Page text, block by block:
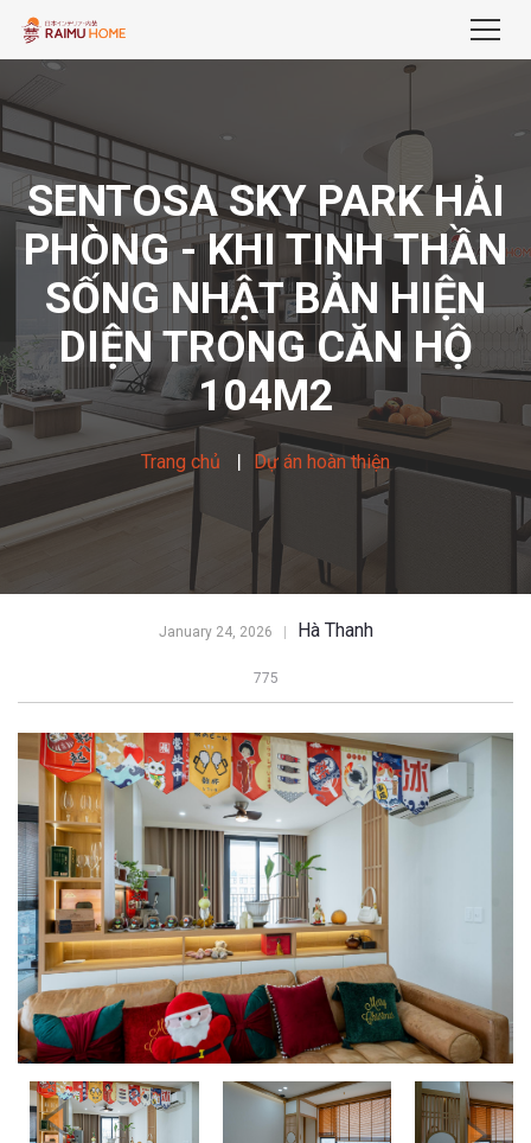
SENTOSA SKY PARK HẢI
PHÒNG - KHI TINH THẦN
SỐNG NHẬT BẢN HIỆN
DIỆN TRONG CĂN HỘ
104M2
Trang chủ Dự án hoàn thiện
January 24, 2026 Hà Thanh
775